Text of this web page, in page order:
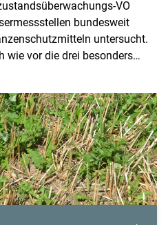
content
VO
bundesweit
untersucht.
wie vor die drei besonders